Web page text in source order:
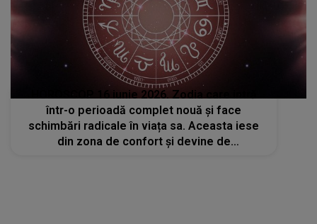
HOROSCOP 16 iunie 2026. Zodia care intră
într-o perioadă complet nouă și face
schimbări radicale în viața sa. Aceasta iese
din zona de confort și devine de